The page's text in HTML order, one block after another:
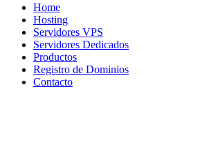
Home
Hosting
Servidores VPS
Servidores Dedicados
Productos
Registro de Dominios
Contacto